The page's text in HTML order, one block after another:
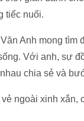
tiếc nuối.
Anh mong tìm
Với anh, sự
chia sẻ và
ngoài xinh xắn,